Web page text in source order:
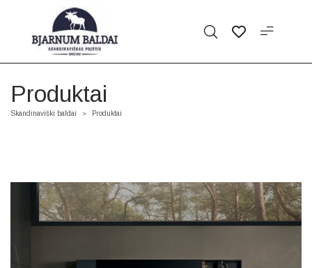
Produktai
Skandinaviški baldai > Produktai